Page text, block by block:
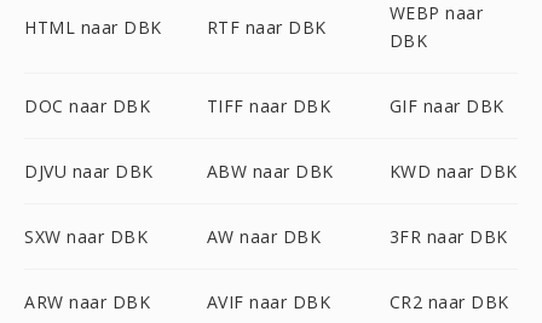
HTML naar DBK RTF naar DBK
WEBP naar
DBK
DOC naar DBK TIFF naar DBK GIF naar DBK
DJVU naar DBK ABW naar DBK KWD naar DBK
SXW naar DBK AW naar DBK 3FR naar DBK
ARW naar DBK AVIF naar DBK CR2 naar DBK